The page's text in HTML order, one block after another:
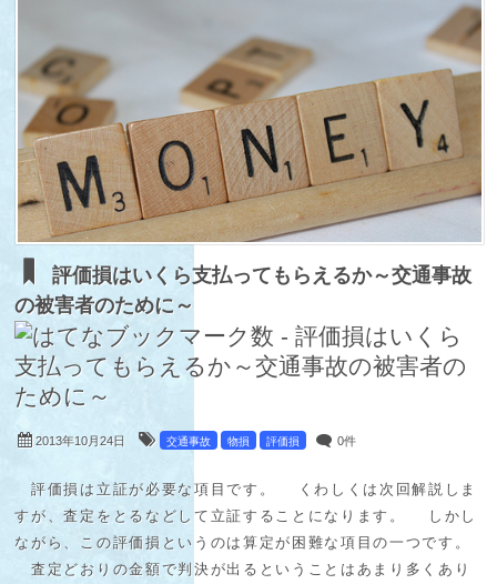
評価損はいくら支払ってもらえるか～交通事故
の被害者のために～
2013年10月24日 交通事故 物損 評価損 0件
評価損は立証が必要な項目です。 くわしくは次回解説しま
すが、査定をとるなどして立証することになります。 しかし
ながら、この評価損というのは算定が困難な項目の一つです。
査定どおりの金額で判決が出るということはあまり多くあり